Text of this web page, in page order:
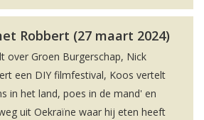
Robbert (27 maart 2024)
over Groen Burgerschap, Nick
een DIY filmfestival, Koos vertelt
in het land, poes in de mand' en
uit Oekraïne waar hij eten heeft